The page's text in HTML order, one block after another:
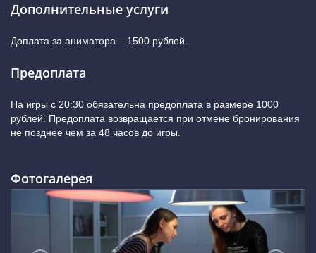
Дополнительные услуги
Доплата за аниматора – 1500 рублей.
Предоплата
На игры с 20:30 обязательна предоплата в размере 1000
рублей. Предоплата возвращается при отмене бронирования
не позднее чем за 48 часов до игры.
Фотогалерея